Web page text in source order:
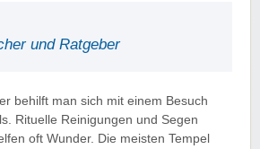
und Ratgeber
behilft man sich mit einem Besuch
Rituelle Reinigungen und Segen
oft Wunder. Die meisten Tempel